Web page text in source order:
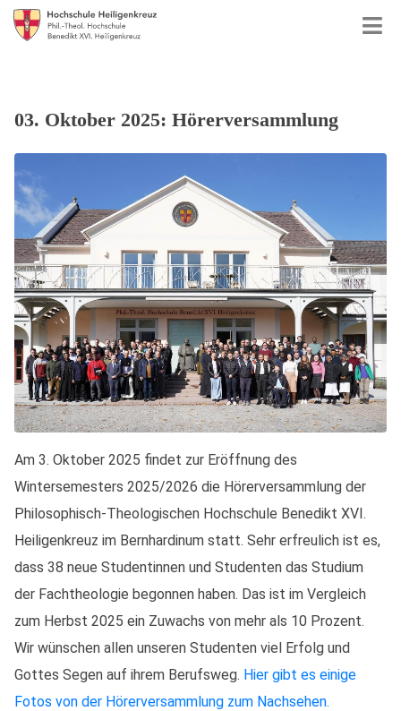
03. Oktober 2025: Hörerversammlung
Am 3. Oktober 2025 findet zur Eröffnung des
Wintersemesters 2025/2026 die Hörerversammlung der
Philosophisch-Theologischen Hochschule Benedikt XVI.
Heiligenkreuz im Bernhardinum statt. Sehr erfreulich ist es,
dass 38 neue Studentinnen und Studenten das Studium
der Fachtheologie begonnen haben. Das ist im Vergleich
zum Herbst 2025 ein Zuwachs von mehr als 10 Prozent.
Wir wünschen allen unseren Studenten viel Erfolg und
Gottes Segen auf ihrem Berufsweg. Hier gibt es einige
Fotos von der Hörerversammlung zum Nachsehen.